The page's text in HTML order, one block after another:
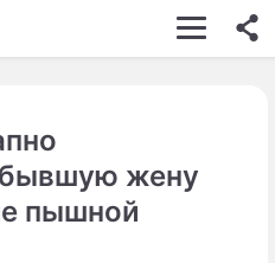
ШОУ-БИЗНЕС
НЕДВИЖИМОСТЬ
бывшую жену
пышной